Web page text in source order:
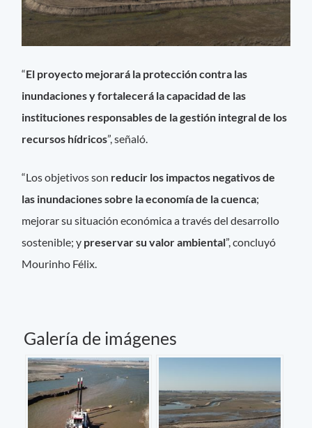
“El proyecto mejorará la protección contra las
inundaciones y fortalecerá la capacidad de las
instituciones responsables de la gestión integral de los
recursos hídricos”, señaló.
“Los objetivos son reducir los impactos negativos de
las inundaciones sobre la economía de la cuenca;
mejorar su situación económica a través del desarrollo
sostenible; y preservar su valor ambiental”, concluyó
Mourinho Félix.
Galería de imágenes